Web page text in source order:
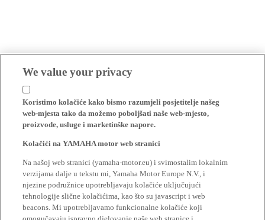
We value your privacy
Koristimo kolačiće kako bismo razumjeli posjetitelje našeg
web-mjesta tako da možemo poboljšati naše web-mjesto,
proizvode, usluge i marketinške napore.
Kolačići na YAMAHA motor web stranici
Na našoj web stranici (yamaha-motor.eu) i svimostalim lokalnim
verzijama dalje u tekstu mi, Yamaha Motor Europe N.V., i
njezine podružnice upotrebljavaju kolačiće uključujući
tehnologije slične kolačićima, kao što su javascript i web
beacons. Mi upotrebljavamo funkcionalne kolačiće koji